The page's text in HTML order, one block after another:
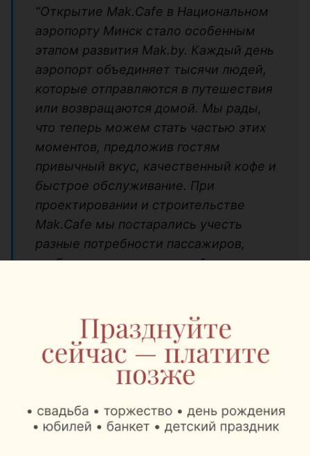
“Открытие Mak.Cafe в Национальном
аэропорту Минск стало особенным
этапом развития Mak.by. Каждый день
аэропорт объединяет тысячи людей,
которые отправляются в путешествия
или возвращаются домой. Мы рады,
что теперь можем стать частью этих
моментов, предложив гостям
привычный вкус, качественный кофе и
быстрое обслуживание. При
проектировании и строительстве
Mak.Cafe мы постарались учесть
разные потребности пассажиров,
чтобы время ожидания рейса стало
Специальные предложения
В честь открытия с 7 по 9 августа гости Mak.Cafe
при заказе на сумму от 15 рублей получат подарок.
Кроме того, для держателей премиальных карт
Visa действует постоянное предложение. При